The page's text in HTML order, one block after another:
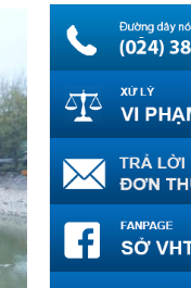
BTC của Bộ trưởng
Quy định về quản lý
thương mại điện tử
Nghị quyết quy định
thủ tục tặng, thu hồi
"Công dân danh dự…
Nghị quyết quy định
khoa học, phát triển